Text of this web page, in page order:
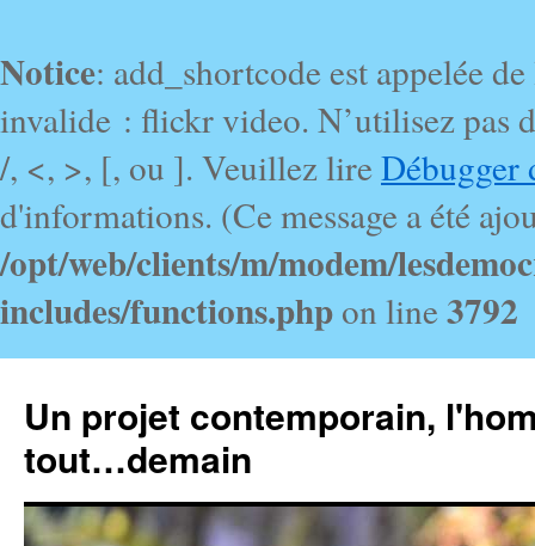
Notice: add_shortcode est appelée
invalide : flickr video. N’utilisez pas
/, <, >, [, ou ]. Veuillez lireDébugger
d'informations. (Ce message a été
/opt/web/clients/m/modem/
includes/functions.php on line3792
Un projet contemporain,
tout…demain